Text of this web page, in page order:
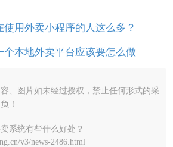
使用外卖小程序的人这么多？
个本地外卖平台应该要怎么做
、图片如未经过授权，禁止任何形式的采
！
系统有些什么好处？
v3/news-2486.html